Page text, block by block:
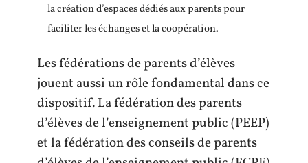
la création d’espaces dédiés aux parents pour
faciliter les échanges et la coopération.
Les fédérations de parents d’élèves
jouent aussi un rôle fondamental dans ce
dispositif. La fédération des parents
d’élèves de l’enseignement public (PEEP)
et la fédération des conseils de parents